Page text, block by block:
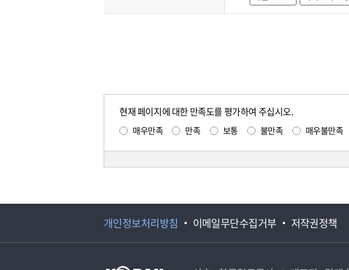
현재 페이지에 대한 만족도를 평가하여 주십시오.
매우만족 만족 보통 불만족 매우불만족
개인정보처리방침 이메일무단수집거부 저작권정책